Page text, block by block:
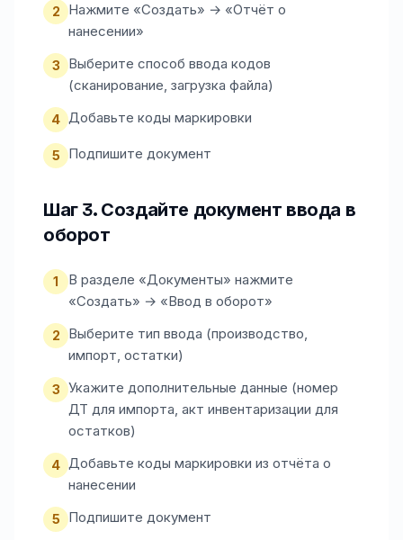
2
Нажмите «Создать» → «Отчёт о
нанесении»
3
Выберите способ ввода кодов
(сканирование, загрузка файла)
4 Добавьте коды маркировки
5 Подпишите документ
Шаг 3. Создайте документ ввода в
оборот
1
В разделе «Документы» нажмите
«Создать» → «Ввод в оборот»
2
Выберите тип ввода (производство,
импорт, остатки)
3 Укажите дополнительные данные (номер
ДТ для импорта, акт инвентаризации для
остатков)
4 Добавьте коды маркировки из отчёта о
нанесении
5 Подпишите документ